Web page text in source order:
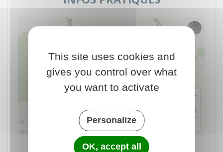
© Plan-interactif
© Contributeurs d'OpenStreetMap
Terrain de Foot
This site uses cookies and
gives you control over what
you want to activate
Personalize
OK, accept all